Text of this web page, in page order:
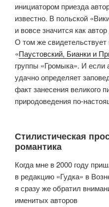
инициатором приезда
известно. В польской
и вовсе значится как
О том же свидетельствует
«Паустовский, Бианки и
группы «Громыка». И если
удачно определяет
факт занесения великого
природоведения по-
Стилистическая
романтика
Когда мне в 2000 году
в редакцию «Гудка» в
я сразу же обратил
именитых авторов